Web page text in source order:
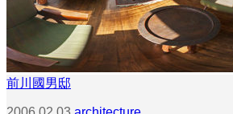
前川國男邸